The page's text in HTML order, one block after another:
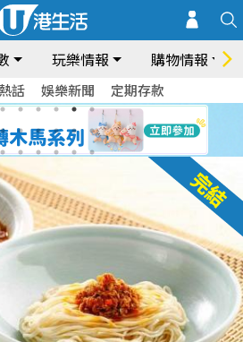
玩樂情報 購物情報
話 娛樂新聞 定期存款